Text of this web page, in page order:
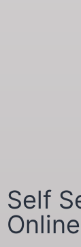
Self
Online